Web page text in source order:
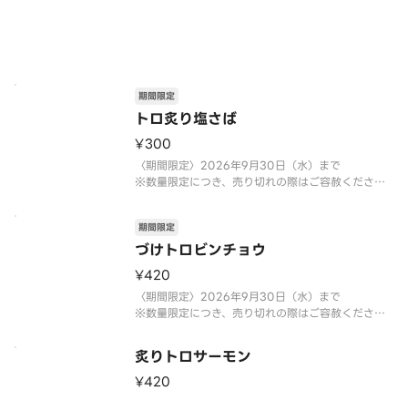
トロ炙り塩さば
期間限定
¥300
〈期間限定〉2026年9月30日（水）まで
※数量限定につき、売り切れの際はご容赦くださ
づけトロビンチョウ
期間限定
¥420
〈期間限定〉2026年9月30日（水）まで
※数量限定につき、売り切れの際はご容赦くださ
炙りトロサーモン
¥420